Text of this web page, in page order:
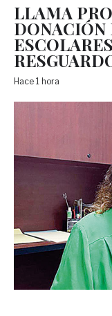
LLAMA
DONACIÓN
Hace 1 hora